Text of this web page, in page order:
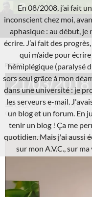
au
contenu
L'A.V.C.
Recherche
PERSO
21/03/
GALERIE 2018-03-21
COMMENTAIRE
En 08/2008, j’ai fait
inconscient chez moi,
aphasique : au début, je
écrire. J’ai fait des
qui m’aide pour
hémiplégique (paralysé
sors seul grâce à mon
dans une université : je
les serveurs e-mail.
un blog et un forum. En
tenir un blog ! Ça me
quotidien. Mais j'ai aussi
sur mon A.V.C., sur ma